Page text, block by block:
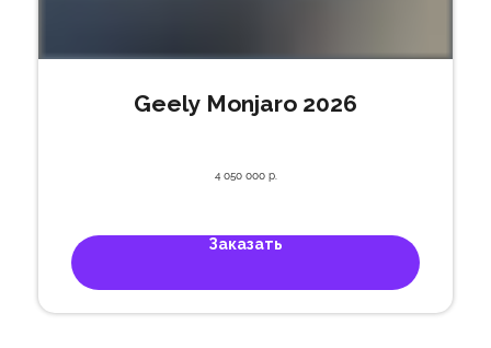
Geely Monjaro 2026
4 050 000 р.
Заказать